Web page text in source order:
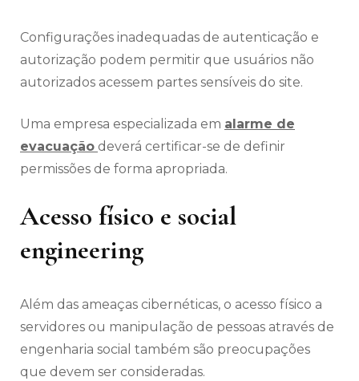
Configurações inadequadas de autenticação e
autorização podem permitir que usuários não
autorizados acessem partes sensíveis do site.
Uma empresa especializada em alarme de
evacuação deverá certificar-se de definir
permissões de forma apropriada.
Acesso físico e social
engineering
Além das ameaças cibernéticas, o acesso físico a
servidores ou manipulação de pessoas através de
engenharia social também são preocupações
que devem ser consideradas.